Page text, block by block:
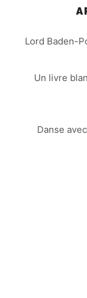
Lord Baden-
Un livre
Danse